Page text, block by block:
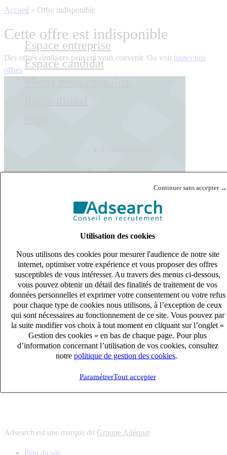
Continuer sans accepter →
Utilisation des cookies
Nous utilisons des cookies pour mesurer l'audience de notre site
internet, optimiser votre expérience et vous proposer des offres
susceptibles de vous intéresser. Au travers des menus ci-dessous,
vous pouvez obtenir un détail des finalités de traitement de vos
données personnelles et exprimer votre consentement ou votre refus
pour chaque type de cookies nous utilisons, à l’exception de ceux
qui sont nécessaires au fonctionnement de ce site. Vous pouvez par
la suite modifier vos choix à tout moment en cliquant sur l’onglet «
Gestion des cookies » en bas de chaque page. Pour plus
d’information concernant l’utilisation de vos cookies, consultez
notre politique de gestion des cookies
ParamétrerTout accepter
Espace entreprise
Espace candidat
Français English
Accueil » Offre indisponible
Cette offre est indisponible
Des offres similaires peuvent vous convenir. Ou voir toutes nos
offres
s'adapter à vos besoin en recrutement
10 univers
connaître votre secteur et ses enjeux
12 bureaux en France
proximité avec nos clients et nos talents
6 solutions
s'adapter à vos besoin en recrutement
10 univers
connaître votre secteur et ses enjeux
proximité avec nos clients et nos talents
Adsearch est une marque du Groupe Adéquat
Plan du site